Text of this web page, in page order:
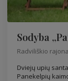
Sodyba
Radviliškio
Dviejų upių
Panekelpių